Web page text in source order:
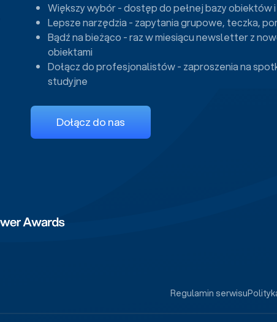
Większy wybór - dostęp do pełnej bazy obiektów
Lepsze narzędzia - zapytania grupowe, teczka,
Bądź na bieżąco - raz w miesiącu newsletter z
obiektami
Dołącz do profesjonalistów - zaproszenia na
studyjne
Dołącz do nas
Regulamin serwisu